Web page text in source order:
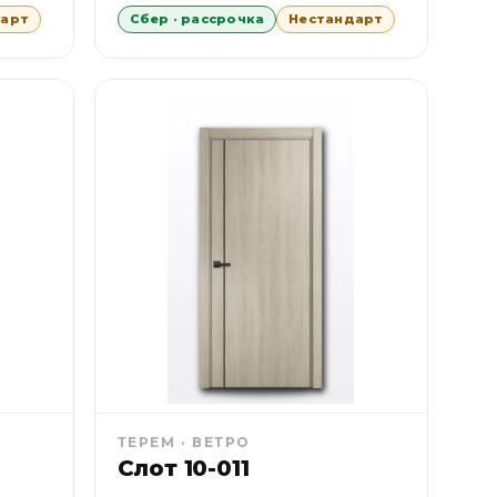
Сбер · рассрочка Нестандарт
ТЕРЕМ · ВЕТРО
Слот 10-011